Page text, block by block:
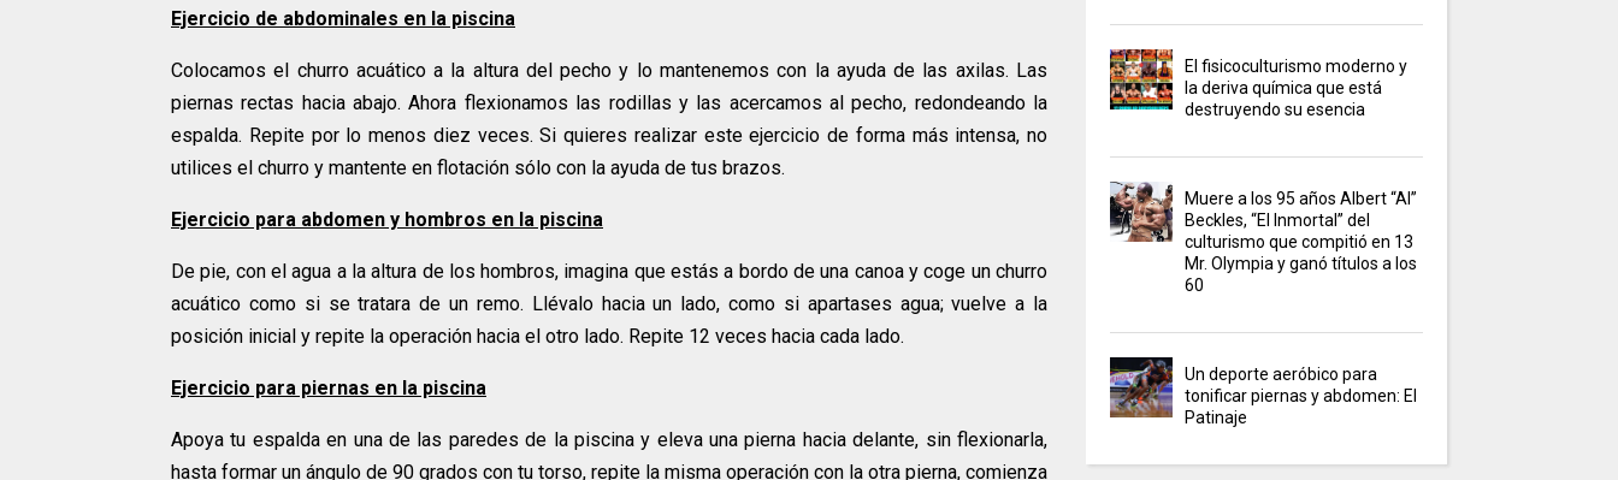
Ejercicio de abdominales en la piscina
Colocamos el churro acuático a la altura del pecho y lo mantenemos con la ayuda de las axilas. Las
piernas rectas hacia abajo. Ahora flexionamos las rodillas y las acercamos al pecho, redondeando la
espalda. Repite por lo menos diez veces. Si quieres realizar este ejercicio de forma más intensa, no
utilices el churro y mantente en flotación sólo con la ayuda de tus brazos.
Ejercicio para abdomen y hombros en la piscina
De pie, con el agua a la altura de los hombros, imagina que estás a bordo de una canoa y coge un churro
acuático como si se tratara de un remo. Llévalo hacia un lado, como si apartases agua; vuelve a la
posición inicial y repite la operación hacia el otro lado. Repite 12 veces hacia cada lado.
Ejercicio para piernas en la piscina
Apoya tu espalda en una de las paredes de la piscina y eleva una pierna hacia delante, sin flexionarla,
hasta formar un ángulo de 90 grados con tu torso, repite la misma operación con la otra pierna, comienza
El fisicoculturismo moderno y
la deriva química que está
destruyendo su esencia
Muere a los 95 años Albert “Al”
Beckles, “El Inmortal” del
culturismo que compitió en 13
Mr. Olympia y ganó títulos a los
60
Un deporte aeróbico para
tonificar piernas y abdomen: El
Patinaje